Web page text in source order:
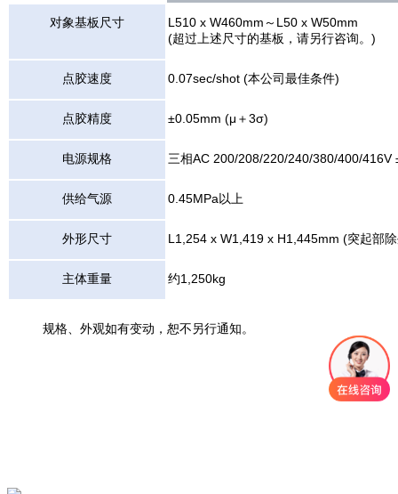
对象基板尺寸
L510 x W460mm～L50 x W50mm
(超过上述尺寸的基板，请另行咨询。)
点胶速度 0.07sec/shot (本公司最佳条件)
点胶精度 ±0.05mm (μ＋3σ)
电源规格 三相AC 200/208/220/240/380/400/416V
供给气源 0.45MPa以上
外形尺寸 L1,254 x W1,419 x H1,445mm (突起部
主体重量 约1,250kg
规格、外观如有变动，恕不另行通知。